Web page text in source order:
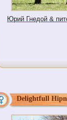
Юрий Гнедой &
Delightfull